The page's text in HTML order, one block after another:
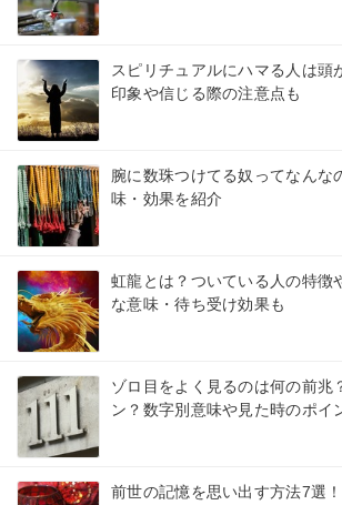
スピリチュアルにハマる人は頭
印象や信じる際の注意点も
腕に数珠つけてる奴ってなんな
味・効果を紹介
虹龍とは？ついている人の特徴
な意味・待ち受け効果も
ゾロ目をよく見るのは何の前兆
ン？数字別意味や見た時のポイ
前世の記憶を思い出す方法7選